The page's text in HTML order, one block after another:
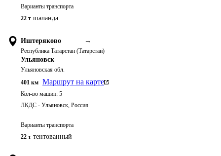
Варианты транспорта
22 т шаланда
Иштеряково →
Республика Татарстан (Татарстан)
Ульяновск
Ульяновская обл.
401 км Маршрут на карте
Кол-во машин: 5
ЛКДС - Ульяновск, Россия
Варианты транспорта
22 т тентованный